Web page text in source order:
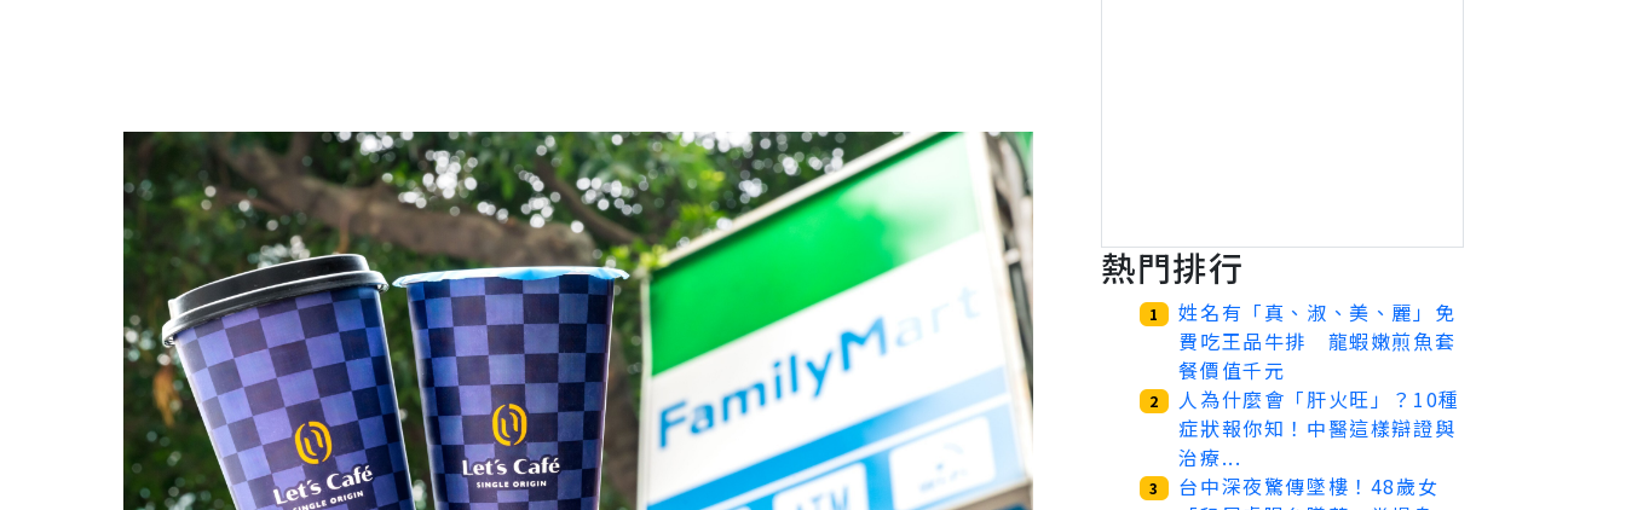
熱門排行
1
姓名有「真、淑、美、麗」免
費吃王品牛排 龍蝦嫩煎魚套
餐價值千元
2
人為什麼會「肝火旺」？10種
症狀報你知！中醫這樣辯證與
治療...
3
台中深夜驚傳墜樓！48歲女